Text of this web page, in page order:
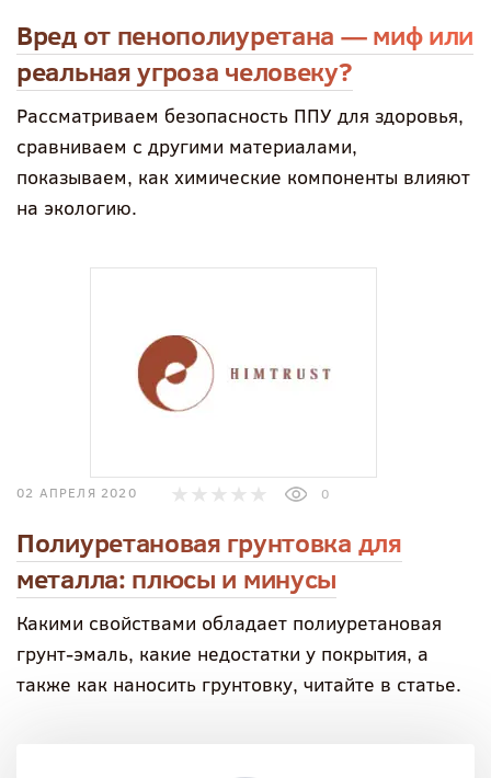
Вред от пенополиуретана — миф или
реальная угроза человеку?
Рассматриваем безопасность ППУ для здоровья,
сравниваем с другими материалами,
показываем, как химические компоненты влияют
на экологию.
02 АПРЕЛЯ 2020 0
Полиуретановая грунтовка для
металла: плюсы и минусы
Какими свойствами обладает полиуретановая
грунт-эмаль, какие недостатки у покрытия, а
также как наносить грунтовку, читайте в статье.